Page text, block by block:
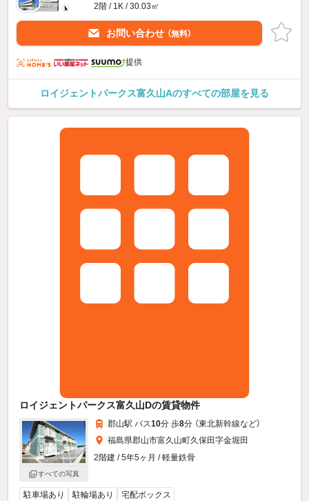
2階 / 1K / 30.03㎡
お問い合わせ （無料）
提供
ロイジェントパークス富久山Aのすべての部屋を見る
ロイジェントパークス富久山Dの賃貸物件
すべての写真
郡山駅 バス10分 歩8分 （東北新幹線など）
福島県郡山市富久山町久保田字金堀田
2階建 / 5年5ヶ月 / 軽量鉄骨
駐車場あり 駐輪場あり 宅配ボックス